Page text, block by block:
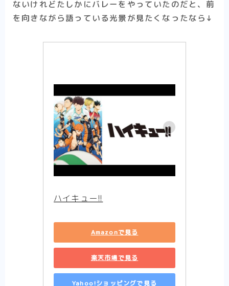
ないけれどたしかにバレーをやっていたのだと、前
を向きながら語っている光景が見たくなったなら↓
ハイキュー!!
Amazonで見る
楽天市場で見る
Yahoo!ショッピングで見る